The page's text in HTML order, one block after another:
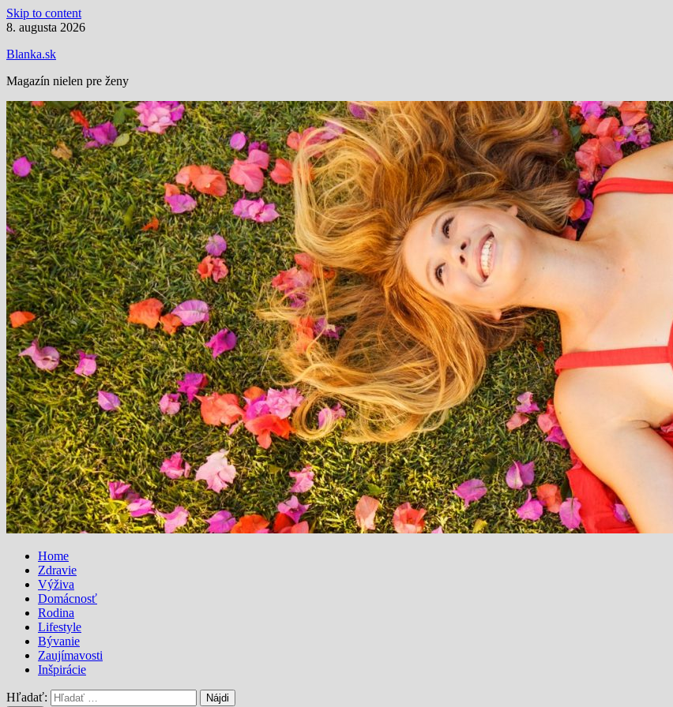
Skip to content
8. augusta 2026
Blanka.sk
Magazín nielen pre ženy
Home
Zdravie
Výživa
Domácnosť
Rodina
Lifestyle
Bývanie
Zaujímavosti
Inšpirácie
Hľadať: